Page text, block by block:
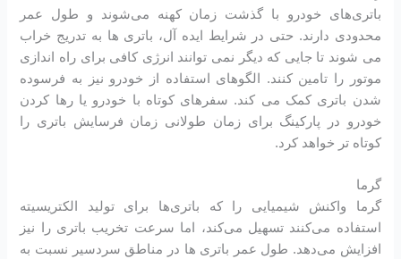
باتری‌های خودرو با گذشت زمان کهنه می‌شوند و طول عمر
محدودی دارند. حتی در شرایط ایده آل، باتری ها به تدریج خراب
می شوند تا جایی که دیگر نمی توانند انرژی کافی برای راه اندازی
موتور را تامین کنند. الگوهای استفاده از خودرو نیز به فرسوده
شدن باتری کمک می کند. سفرهای کوتاه با خودرو یا رها کردن
خودرو در پارکینگ برای زمان طولانی زمان فرسایش باتری را
کوتاه تر خواهد کرد.
گرما
گرما واکنش شیمیایی را که باتری‌ها برای تولید الکتریسیته
استفاده می‌کنند تسهیل می‌کند، اما سرعت تخریب باتری را نیز
افزایش می‌دهد. طول عمر باتری ها در مناطق سردسیر نسبت به